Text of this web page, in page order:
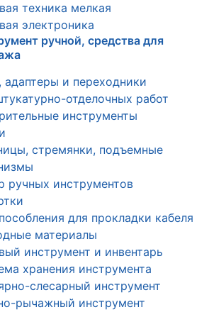
техника мелкая
электроника
ручной, средства для
адаптеры и переходники
отделочных работ
инструменты
стремянки, подъемные
ручных инструментов
для прокладки кабеля
материалы
инструмент и инвентарь
хранения инструмента
слесарный инструмент
рычажный инструмент